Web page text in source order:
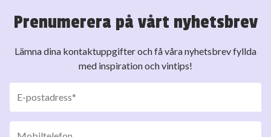
Prenumerera på vårt nyhetsbrev
Lämna dina kontaktuppgifter och få våra nyhetsbrev fyllda
med inspiration och vintips!